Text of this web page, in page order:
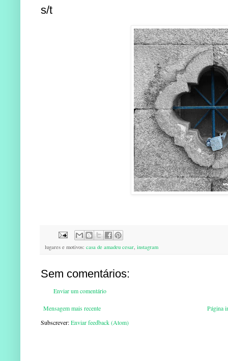
s/t
lugares e motivos: casa de amadeu cesar, instagram
Sem comentários:
Enviar um comentário
Mensagem mais recente
Página
Subscrever:Enviar feedback (Atom)